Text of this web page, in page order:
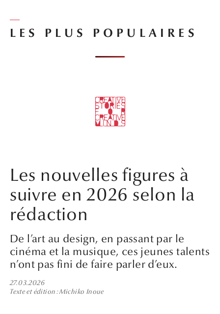
LES PLUS POPULAIRES
Les nouvelles figures à
suivre en 2026 selon la
rédaction
De l’art au design, en passant par le
cinéma et la musique, ces jeunes talents
n’ont pas fini de faire parler d’eux.
27.03.2026
Texte et édition Michiko Inoue